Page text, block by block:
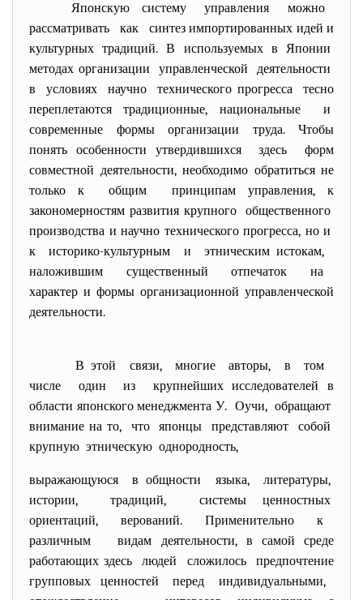
Японскую систему управления можно
рассматривать как синтез импортированных идей и
культурных традиций. В используемых в Японии
методах организации управленческой деятельности
в условиях научно технического прогресса тесно
переплетаются традиционные, национальные и
современные формы организации труда. Чтобы
понять особенности утвердившихся здесь форм
совместной деятельности, необходимо обратиться не
только к общим принципам управления, к
закономерностям развития крупного общественного
производства и научно технического прогресса, но и
к историко-культурным и этническим истокам,
наложившим существенный отпечаток на
характер и формы организационной управленческой
деятельности.
В этой связи, многие авторы, в том
числе один из крупнейших исследователей в
области японского менеджмента У. Оучи, обращают
внимание на то, что японцы представляют собой
крупную этническую однородность,
выражающуюся в общности языка, литературы,
истории, традиций, системы ценностных
ориентаций, верований. Применительно к
различным видам деятельности, в самой среде
работающих здесь людей сложилось предпочтение
групповых ценностей перед индивидуальными,